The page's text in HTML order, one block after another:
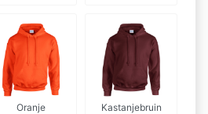
Oranje
Kastanjebruin